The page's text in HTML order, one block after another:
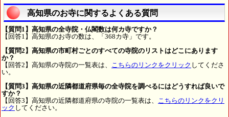
高知県のお寺に関するよくある質問
【質問1】高知県の全寺院・仏閣数は何カ寺ですか？
【回答1】高知県のお寺の数は、「368カ寺」です。
【質問2】高知県の市町村ごとのすべての寺院のリストはどこにあります
か？
【回答2】高知県の寺院の一覧表は、
こちらのリンクをクリック してくださ
い。
【質問3】高知県の近隣都道府県毎の全寺院を調べるにはどうすれば良いで
すか？
【回答3】高知県の近隣都道府県の寺院の一覧表は、
こちらのリンクをクリ
ック してください。